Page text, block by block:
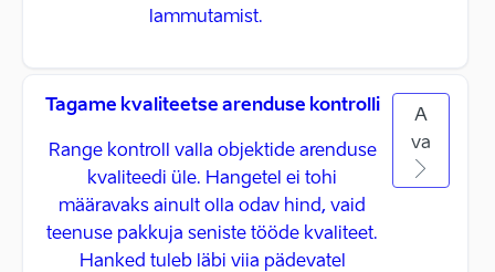
lammutamist.
Tagame kvaliteetse arenduse kontrolli
Range kontroll valla objektide arenduse
kvaliteedi üle. Hangetel ei tohi
määravaks ainult olla odav hind, vaid
teenuse pakkuja seniste tööde kvaliteet.
Hanked tuleb läbi viia pädevatel
A
va